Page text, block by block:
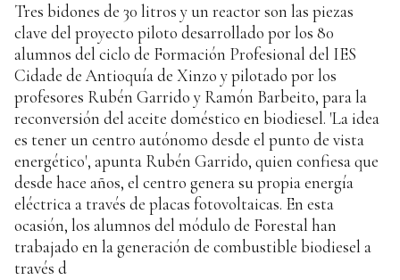
Tres bidones de 30 litros y un reactor son las piezas
clave del proyecto piloto desarrollado por los 80
alumnos del ciclo de Formación Profesional del IES
Cidade de Antioquía de Xinzo y pilotado por los
profesores Rubén Garrido y Ramón Barbeito, para la
reconversión del aceite doméstico en biodiesel. 'La idea
es tener un centro autónomo desde el punto de vista
energético', apunta Rubén Garrido, quien confiesa que
desde hace años, el centro genera su propia energía
eléctrica a través de placas fotovoltaicas. En esta
ocasión, los alumnos del módulo de Forestal han
trabajado en la generación de combustible biodiesel a
través d